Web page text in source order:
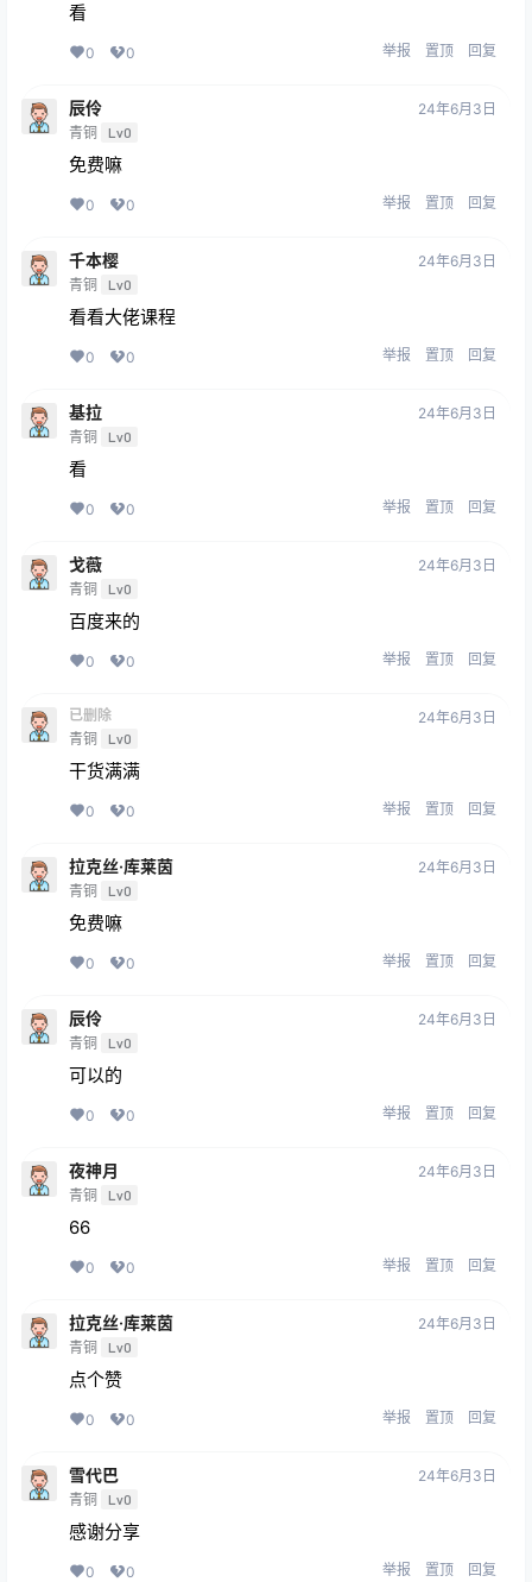
看
0 0 举报 置顶 回复
辰伶
青铜 Lv0
24年6月3日
免费嘛
0 0 举报 置顶 回复
千本樱
青铜 Lv0
24年6月3日
看看大佬课程
0 0 举报 置顶 回复
基拉
青铜 Lv0
24年6月3日
看
0 0 举报 置顶 回复
戈薇
青铜 Lv0
24年6月3日
百度来的
0 0 举报 置顶 回复
已删除
青铜
Lv0
24年6月3日
干货满满
0 0 举报 置顶 回复
拉克丝·库莱茵
青铜 Lv0
24年6月3日
免费嘛
0 0 举报 置顶 回复
辰伶
青铜 Lv0
24年6月3日
可以的
0 0 举报 置顶 回复
夜神月
青铜 Lv0
24年6月3日
66
0 0 举报 置顶 回复
拉克丝·库莱茵
青铜 Lv0
24年6月3日
点个赞
0 0 举报 置顶 回复
雪代巴
青铜 Lv0
24年6月3日
感谢分享
0 0 举报 置顶 回复